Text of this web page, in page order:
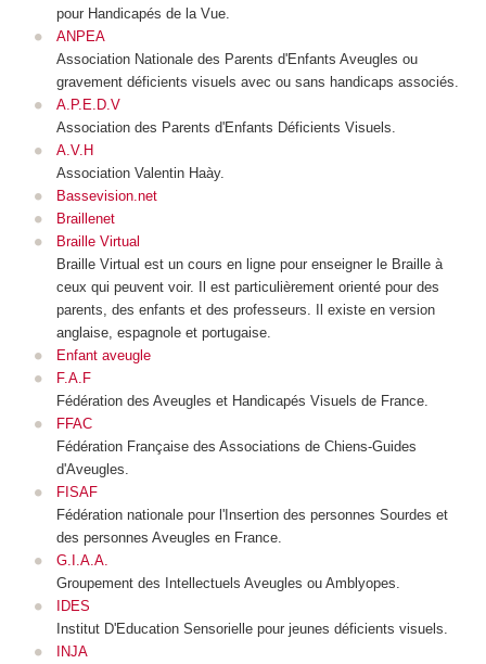
pour Handicapés de la Vue.
ANPEA
Association Nationale des Parents d'Enfants Aveugles ou
gravement déficients visuels avec ou sans handicaps associés.
A.P.E.D.V
Association des Parents d'Enfants Déficients Visuels.
A.V.H
Association Valentin Haày.
Bassevision.net
Braillenet
Braille Virtual
Braille Virtual est un cours en ligne pour enseigner le Braille à
ceux qui peuvent voir. Il est particulièrement orienté pour des
parents, des enfants et des professeurs. Il existe en version
anglaise, espagnole et portugaise.
Enfant aveugle
F.A.F
Fédération des Aveugles et Handicapés Visuels de France.
FFAC
Fédération Française des Associations de Chiens-Guides
d'Aveugles.
FISAF
Fédération nationale pour l'Insertion des personnes Sourdes et
des personnes Aveugles en France.
G.I.A.A.
Groupement des Intellectuels Aveugles ou Amblyopes.
IDES
Institut D'Education Sensorielle pour jeunes déficients visuels.
INJA